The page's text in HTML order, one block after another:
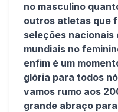
no masculino
outros atletas que
seleções nacionais
mundiais no
enfim é um
glória para todos
vamos rumo aos
grande abraço